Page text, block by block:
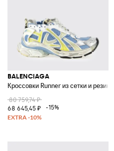
BALENCIAGA
Кроссовки Runner из сетки и резины
80 759,74 ₽
68 645,45 ₽
-15%